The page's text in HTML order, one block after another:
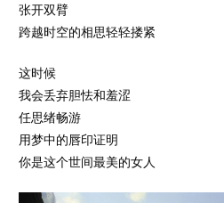
张开双臂
跨越时空的相思轻轻搂紧
这时候
我会丢弃胆怯和羞涩
任思绪畅游
用梦中的唇印证明
你是这个世间最美的女人